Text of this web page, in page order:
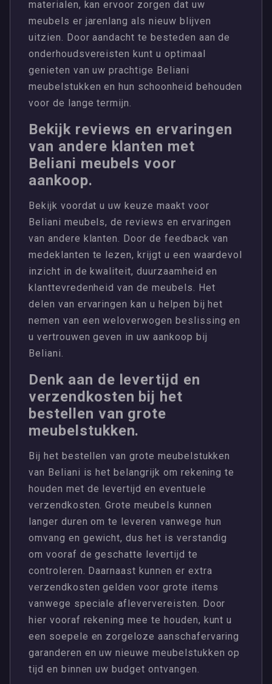
materialen, kan ervoor zorgen dat uw
meubels er jarenlang als nieuw blijven
uitzien. Door aandacht te besteden aan de
onderhoudsvereisten kunt u optimaal
genieten van uw prachtige Beliani
meubelstukken en hun schoonheid behouden
voor de lange termijn.
Bekijk reviews en ervaringen
van andere klanten met
Beliani meubels voor
aankoop.
Bekijk voordat u uw keuze maakt voor
Beliani meubels, de reviews en ervaringen
van andere klanten. Door de feedback van
medeklanten te lezen, krijgt u een waardevol
inzicht in de kwaliteit, duurzaamheid en
klanttevredenheid van de meubels. Het
delen van ervaringen kan u helpen bij het
nemen van een weloverwogen beslissing en
u vertrouwen geven in uw aankoop bij
Beliani.
Denk aan de levertijd en
verzendkosten bij het
bestellen van grote
meubelstukken.
Bij het bestellen van grote meubelstukken
van Beliani is het belangrijk om rekening te
houden met de levertijd en eventuele
verzendkosten. Grote meubels kunnen
langer duren om te leveren vanwege hun
omvang en gewicht, dus het is verstandig
om vooraf de geschatte levertijd te
controleren. Daarnaast kunnen er extra
verzendkosten gelden voor grote items
vanwege speciale afleververeisten. Door
hier vooraf rekening mee te houden, kunt u
een soepele en zorgeloze aanschafervaring
garanderen en uw nieuwe meubelstukken op
tijd en binnen uw budget ontvangen.